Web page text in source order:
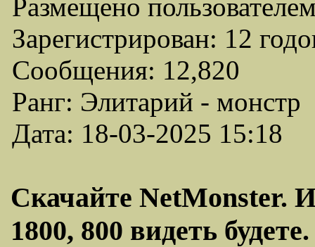
Размещено
Зарегистрирован: 12
Сообщения: 12,820
Ранг: Элитарий - монстр
Дата: 18-03-2025 15:18
Скачайте NetMonster.
1800, 800 видеть